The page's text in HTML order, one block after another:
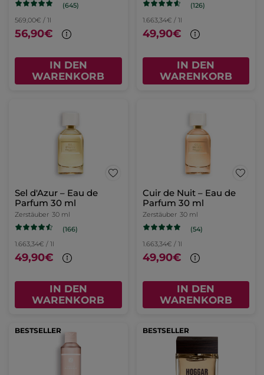
(645)
569,00€ / 1l
56,90€
IN DEN
WARENKORB
(126)
1.663,34€ / 1l
49,90€
IN DEN
WARENKORB
Sel d'Azur – Eau de
Parfum 30 ml
Zerstäuber 30 ml
(166)
1.663,34€ / 1l
49,90€
IN DEN
WARENKORB
Cuir de Nuit – Eau de
Parfum 30 ml
Zerstäuber 30 ml
(54)
1.663,34€ / 1l
49,90€
IN DEN
WARENKORB
BESTSELLER BESTSELLER